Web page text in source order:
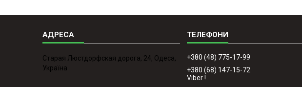
Старая Люстдорфская дорога, 24, Одеса,
Україна
+380 (48) 775-17-99
+380 (68) 147-15-72
Viber !